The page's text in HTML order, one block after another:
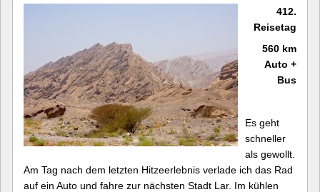
412.
Reisetag
560 km
Auto +
Bus
Es geht
schneller
als gewollt.
Am Tag nach dem letzten Hitzeerlebnis verlade ich das Rad
auf ein Auto und fahre zur nächsten Stadt Lar. Im kühlen